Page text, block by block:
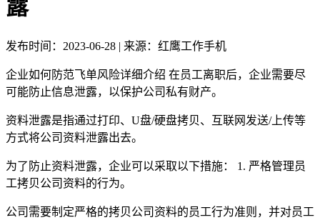
露
发布时间：2023-06-28 | 来源：红鹰工作手机
企业如何防范飞单风险详细介绍 在员工离职后，企业需要尽
可能防止信息泄露，以保护公司私有财产。
资料泄露是指通过打印、U盘/硬盘拷贝、互联网发送/上传等
方式将公司资料泄露出去。
为了防止资料泄露，企业可以采取以下措施： 1. 严格管理员
工拷贝公司资料的行为。
公司需要制定严格的拷贝公司资料的员工行为准则，并对员工